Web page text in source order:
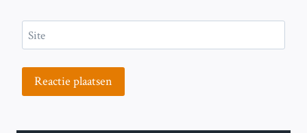
Site